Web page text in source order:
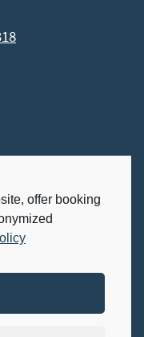
offer booking